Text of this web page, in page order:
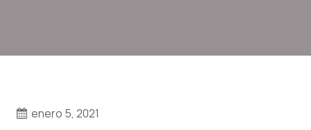
enero 5, 2021